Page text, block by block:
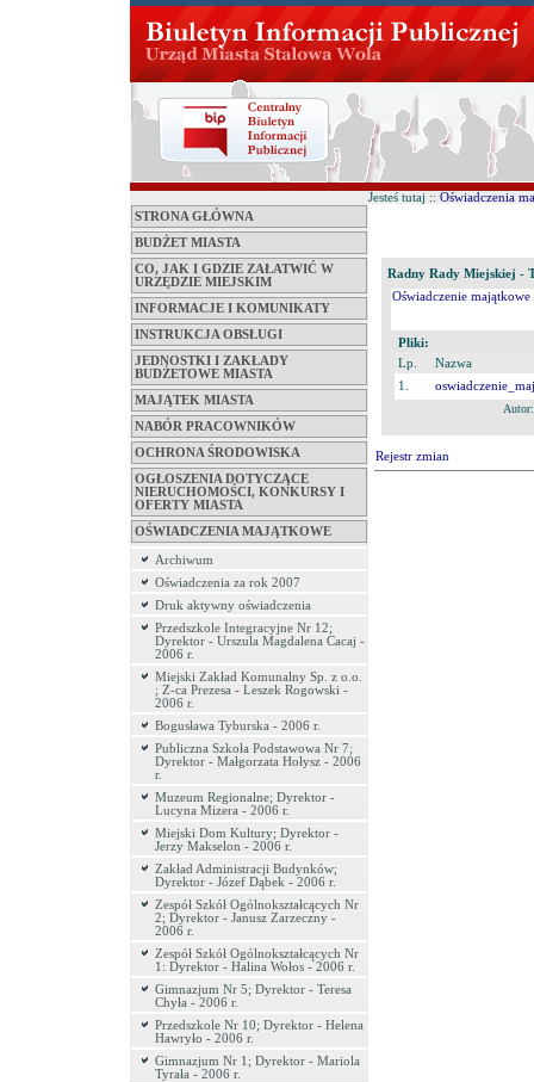
STRONA GŁÓWNA
BUDŻET MIASTA
CO, JAK I GDZIE ZAŁATWIĆ W
URZĘDZIE MIEJSKIM
INFORMACJE I KOMUNIKATY
INSTRUKCJA OBSŁUGI
JEDNOSTKI I ZAKŁADY
BUDŻETOWE MIASTA
MAJĄTEK MIASTA
NABÓR PRACOWNIKÓW
OCHRONA ŚRODOWISKA
OGŁOSZENIA DOTYCZĄCE
NIERUCHOMOŚCI, KONKURSY I
OFERTY MIASTA
OŚWIADCZENIA MAJĄTKOWE
Archiwum
Oświadczenia za rok 2007
Druk aktywny oświadczenia
Przedszkole Integracyjne Nr 12;
Dyrektor - Urszula Magdalena Cacaj -
2006 r.
Miejski Zakład Komunalny Sp. z o.o.
; Z-ca Prezesa - Leszek Rogowski -
2006 r.
Bogusława Tyburska - 2006 r.
Publiczna Szkoła Podstawowa Nr 7;
Dyrektor - Małgorzata Hołysz - 2006
r.
Muzeum Regionalne; Dyrektor -
Lucyna Mizera - 2006 r.
Miejski Dom Kultury; Dyrektor -
Jerzy Makselon - 2006 r.
Zakład Administracji Budynków;
Dyrektor - Józef Dąbek - 2006 r.
Zespół Szkół Ogólnokształcących Nr
2; Dyrektor - Janusz Zarzeczny -
2006 r.
Zespół Szkół Ogólnokształcących Nr
1: Dyrektor - Halina Wołos - 2006 r.
Gimnazjum Nr 5; Dyrektor - Teresa
Chyła - 2006 r.
Przedszkole Nr 10; Dyrektor - Helena
Hawryło - 2006 r.
Gimnazjum Nr 1; Dyrektor - Mariola
Tyrała - 2006 r.
Jesteś tutaj :: Oświadczenia
Radny Rady Miejskiej -
Oświadczenie majątkowe
Pliki:
Lp.
Nazwa
1.
Rejestr zmian